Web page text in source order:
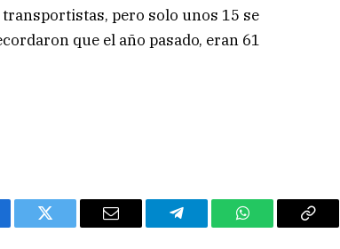
pero solo unos 15 se
que el año pasado, eran 61
Twitter Email Telegram WhatsAppCopy